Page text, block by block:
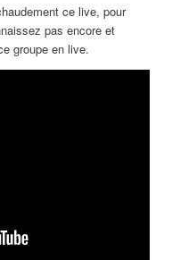
ce live, pour
pas encore et
groupe en live.